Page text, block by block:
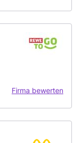
Firma bewerten